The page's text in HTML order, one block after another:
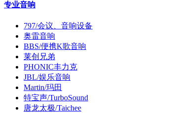
专业音响
797/会议、音响设备
奥雷音响
BBS/便携K歌音响
莱创兄弟
PHONIC丰力克
JBL/娱乐音响
Martin/玛田
特宝声/TurboSound
唐龙太极/Taichee